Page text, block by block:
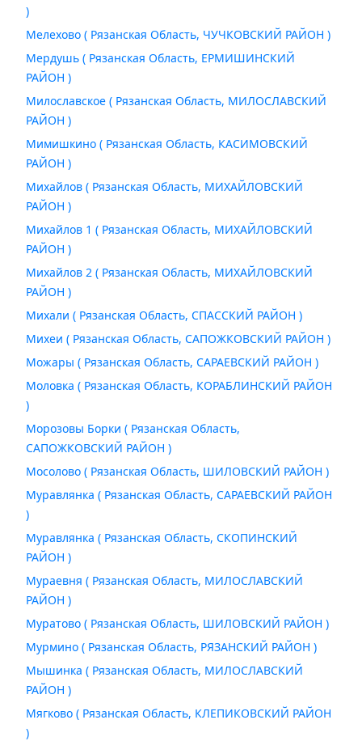
)
Мелехово ( Рязанская Область, ЧУЧКОВСКИЙ РАЙОН )
Мердушь ( Рязанская Область, ЕРМИШИНСКИЙ
РАЙОН )
Милославское ( Рязанская Область, МИЛОСЛАВСКИЙ
РАЙОН )
Мимишкино ( Рязанская Область, КАСИМОВСКИЙ
РАЙОН )
Михайлов ( Рязанская Область, МИХАЙЛОВСКИЙ
РАЙОН )
Михайлов 1 ( Рязанская Область, МИХАЙЛОВСКИЙ
РАЙОН )
Михайлов 2 ( Рязанская Область, МИХАЙЛОВСКИЙ
РАЙОН )
Михали ( Рязанская Область, СПАССКИЙ РАЙОН )
Михеи ( Рязанская Область, САПОЖКОВСКИЙ РАЙОН )
Можары ( Рязанская Область, САРАЕВСКИЙ РАЙОН )
Моловка ( Рязанская Область, КОРАБЛИНСКИЙ РАЙОН
)
Морозовы Борки ( Рязанская Область,
САПОЖКОВСКИЙ РАЙОН )
Мосолово ( Рязанская Область, ШИЛОВСКИЙ РАЙОН )
Муравлянка ( Рязанская Область, САРАЕВСКИЙ РАЙОН
)
Муравлянка ( Рязанская Область, СКОПИНСКИЙ
РАЙОН )
Мураевня ( Рязанская Область, МИЛОСЛАВСКИЙ
РАЙОН )
Муратово ( Рязанская Область, ШИЛОВСКИЙ РАЙОН )
Мурмино ( Рязанская Область, РЯЗАНСКИЙ РАЙОН )
Мышинка ( Рязанская Область, МИЛОСЛАВСКИЙ
РАЙОН )
Мягково ( Рязанская Область, КЛЕПИКОВСКИЙ РАЙОН
)